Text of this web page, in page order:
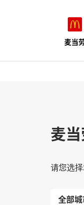
麦当
麦
请您选